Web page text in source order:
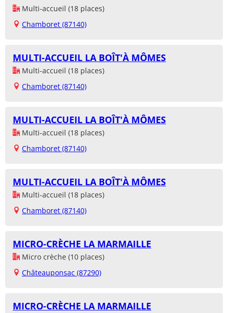
Multi-accueil (18 places)
Chamboret (87140)
MULTI-ACCUEIL LA BOÎT'À MÔMES
Multi-accueil (18 places)
Chamboret (87140)
MULTI-ACCUEIL LA BOÎT'À MÔMES
Multi-accueil (18 places)
Chamboret (87140)
MULTI-ACCUEIL LA BOÎT'À MÔMES
Multi-accueil (18 places)
Chamboret (87140)
MICRO-CRÈCHE LA MARMAILLE
Micro crèche (10 places)
Châteauponsac (87290)
MICRO-CRÈCHE LA MARMAILLE